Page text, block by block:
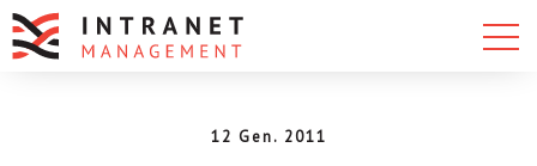
12 Gen. 2011